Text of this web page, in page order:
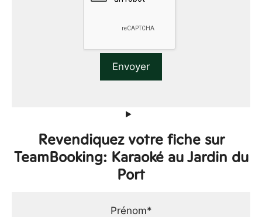
Revendiquez votre fiche sur
TeamBooking: Karaoké au Jardin du
Port
Prénom*